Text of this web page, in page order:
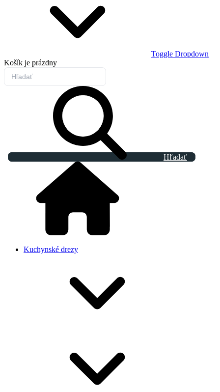
Toggle Dropdown
Košík je prázdny
Hľadať
Kuchynské drezy